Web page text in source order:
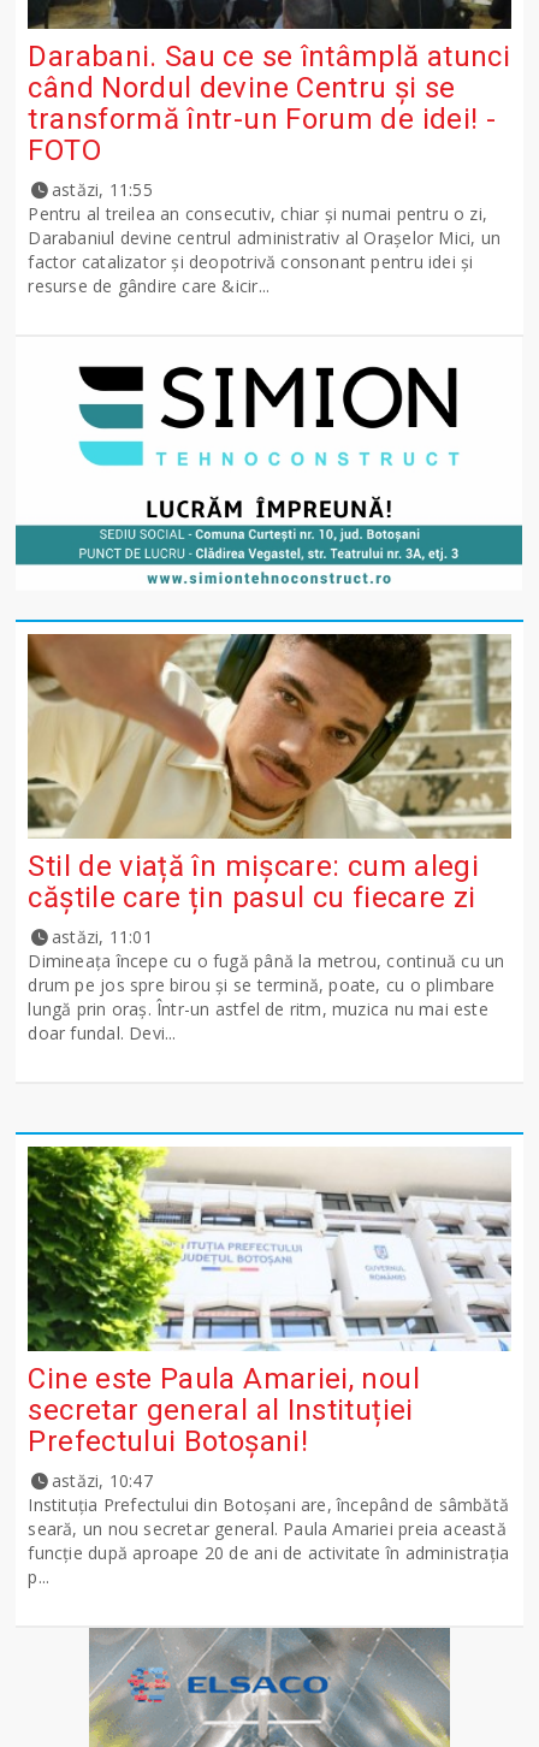
Darabani. Sau ce se întâmplă atunci
când Nordul devine Centru și se
transformă într-un Forum de idei! -
FOTO
astăzi, 11:55
Pentru al treilea an consecutiv, chiar și numai pentru o zi,
Darabaniul devine centrul administrativ al Orașelor Mici, un
factor catalizator și deopotrivă consonant pentru idei și
resurse de gândire care &icir...
Stil de viață în mișcare: cum alegi
căștile care țin pasul cu fiecare zi
astăzi, 11:01
Dimineața începe cu o fugă până la metrou, continuă cu un
drum pe jos spre birou și se termină, poate, cu o plimbare
lungă prin oraș. Într-un astfel de ritm, muzica nu mai este
doar fundal. Devi...
Cine este Paula Amariei, noul
secretar general al Instituției
Prefectului Botoșani!
astăzi, 10:47
Instituția Prefectului din Botoșani are, începând de sâmbătă
seară, un nou secretar general. Paula Amariei preia această
funcție după aproape 20 de ani de activitate în administrația
p...